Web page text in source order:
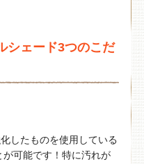
シェード3つのこだ
したものを使用している
可能です！特に汚れが